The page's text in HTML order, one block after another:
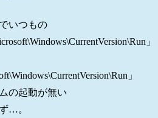
いつもの
」
」
の起動が無い
…。